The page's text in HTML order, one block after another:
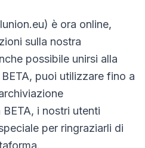
è ora online,
sulla nostra
possibile unirsi alla
puoi utilizzare fino a
i nostri utenti
per ringraziarli di